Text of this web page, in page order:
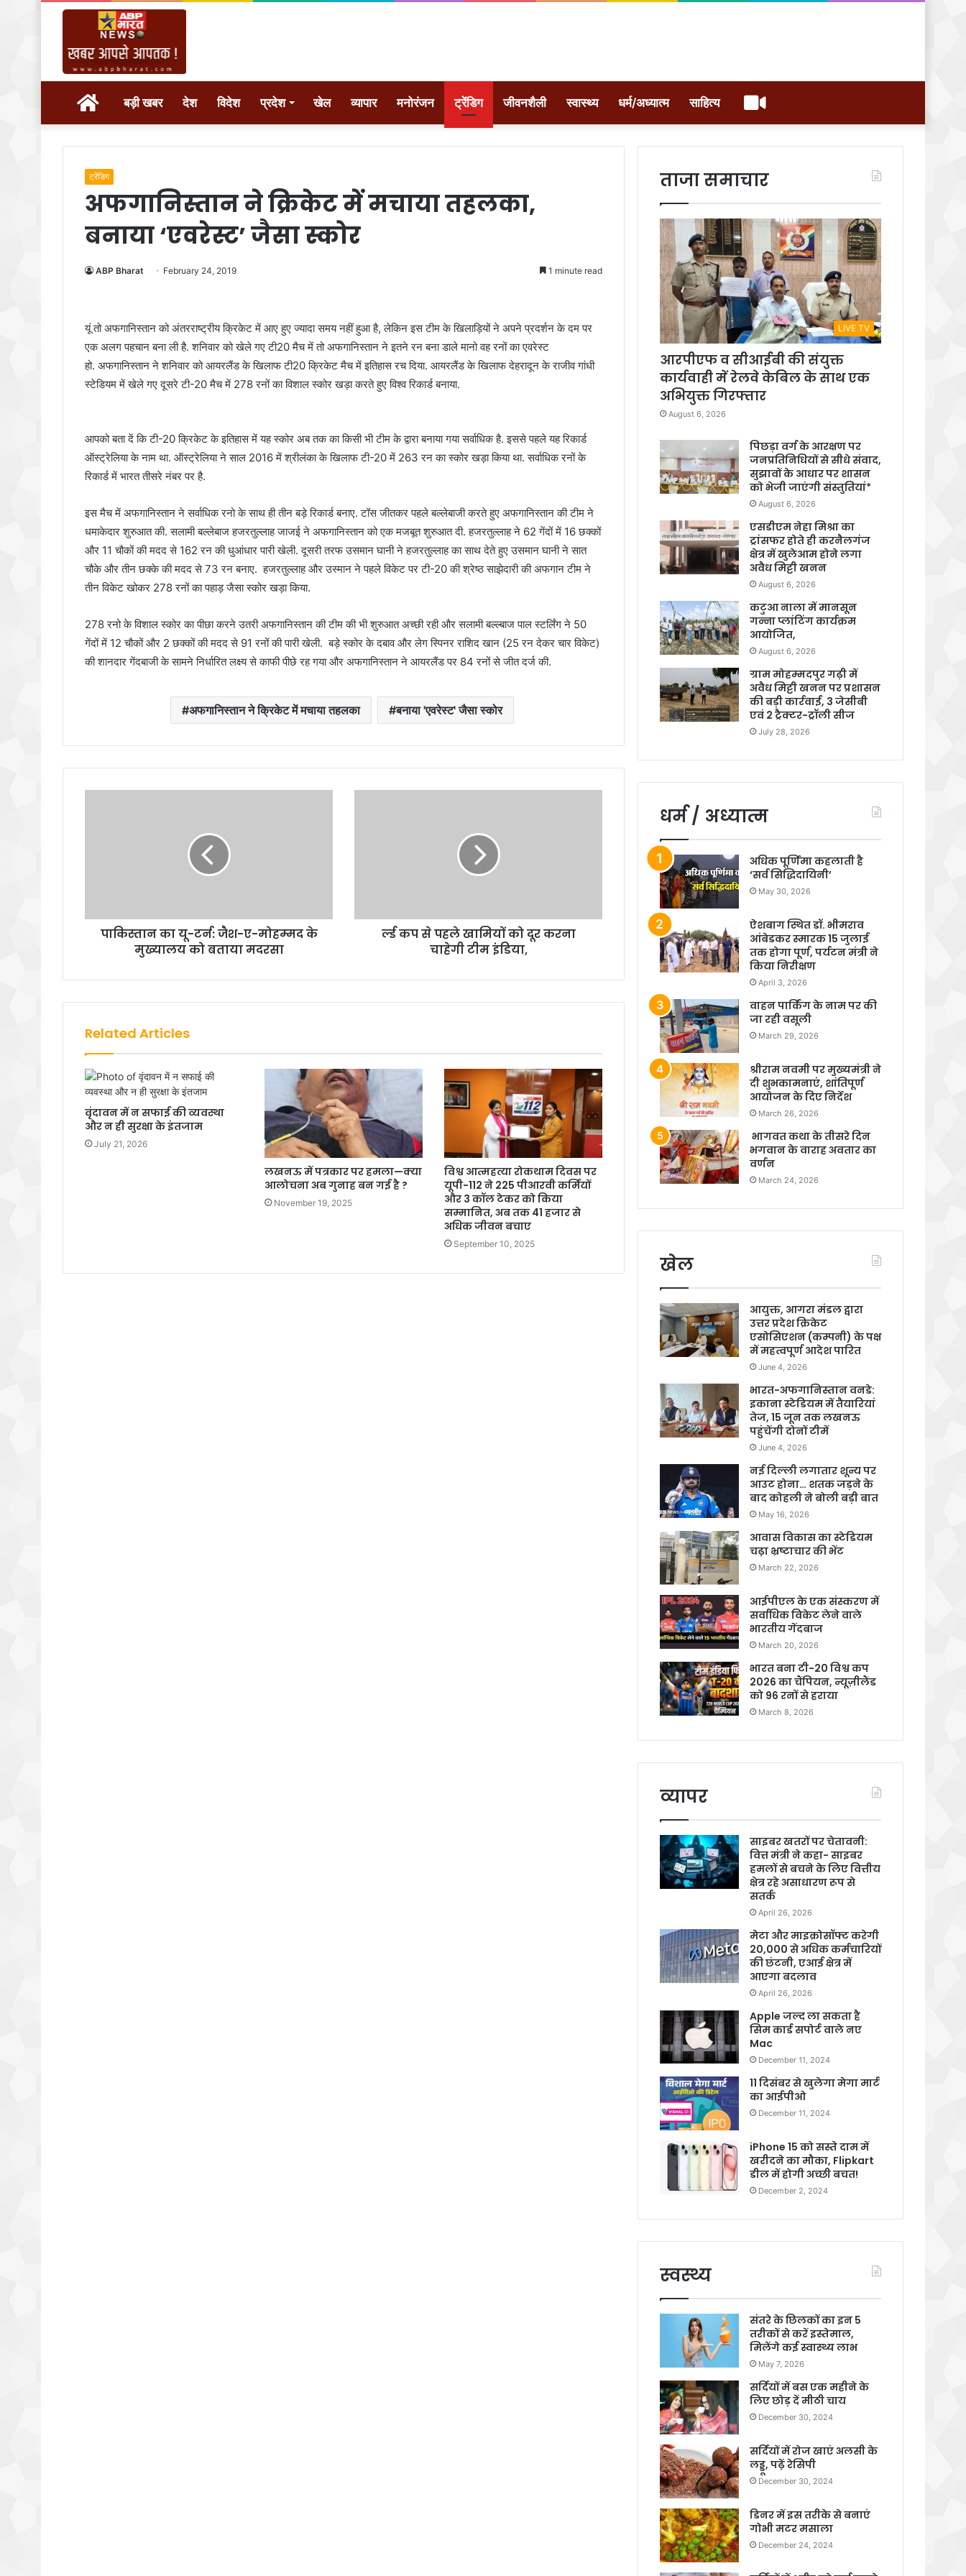
होम बड़ी खबर देश विदेश प्रदेश खेल व्यापार मनोरंजन ट्रेंडिग जीवनशैली स्वास्थ्य धर्म/अध्यात्म साहित्य वीडियो
ट्रेंडिग
अफगानिस्तान ने क्रिकेट में मचाया तहलका,
बनाया ‘एवरेस्ट’ जैसा स्कोर
ABP Bharat February 24, 2019 1 minute read
यूं तो अफगानिस्तान को अंतरराष्ट्रीय क्रिकेट में आए हुए ज्यादा समय नहीं हुआ है, लेकिन इस टीम के खिलाड़ियों ने अपने प्रदर्शन के दम पर
एक अलग पहचान बना ली है. शनिवार को खेले गए टी20 मैच में तो अफगानिस्तान ने इतने रन बना डाले मानो वह रनों का एवरेस्ट
हो. अफगानिस्तान ने शनिवार को आयरलैंड के खिलाफ टी20 क्रिकेट मैच में इतिहास रच दिया. आयरलैंड के खिलाफ देहरादून के राजीव गांधी
स्टेडियम में खेले गए दूसरे टी-20 मैच में 278 रनों का विशाल स्कोर खड़ा करते हुए विश्व रिकार्ड बनाया.
आपको बता दें कि टी-20 क्रिकेट के इतिहास में यह स्कोर अब तक का किसी भी टीम के द्वारा बनाया गया सर्वाधिक है. इससे पहले यह रिकार्ड
ऑस्ट्रेलिया के नाम था. ऑस्ट्रेलिया ने साल 2016 में श्रीलंका के खिलाफ टी-20 में 263 रन का स्कोर खड़ा किया था. सर्वाधिक रनों के
रिकार्ड में भारत तीसरे नंबर पर है.
इस मैच में अफगानिस्तान ने सर्वाधिक रनो के साथ ही तीन बड़े रिकार्ड बनाए. टॉस जीतकर पहले बल्लेबाजी करते हुए अफगानिस्तान की टीम ने
धमाकेदार शुरुआत की. सलामी बल्लेबाज हजरतुल्लाह जाजई ने अफगानिस्तान को एक मजबूत शुरुआत दी. हजरतुल्लाह ने 62 गेंदों में 16 छक्कों
और 11 चौकों की मदद से 162 रन की धुआंधार पारी खेली. दूसरी तरफ उसमान घानी ने हजरतुल्लाह का साथ देते हुए उसमान घानी ने सात
चौके और तीन छक्के की मदद से 73 रन बनाए. हजरतुल्लाह और उस्मान ने पहले विकेट पर टी-20 की श्रेष्ठ साझेदारी की अफगान टीम ने
तीन विकेट खोकर 278 रनों का पहाड़ जैसा स्कोर खड़ा किया.
278 रनो के विशाल स्कोर का पीछा करने उतरी अफगानिस्तान की टीम की भी शुरुआत अच्छी रही और सलामी बल्ल्बाज पाल स्टर्लिंग ने 50
गेंदों में 12 चौकों और 2 छक्कों की मदद से 91 रनों की पारी खेली. बड़े स्कोर के दबाव और लेग स्पिनर राशिद खान (25 रन देकर चार विकेट)
की शानदार गेंदबाजी के सामने निर्धारित लक्ष्य से काफी पीछे रह गया और अफगानिस्तान ने आयरलैंड पर 84 रनों से जीत दर्ज की.
अफगानिस्तान ने क्रिकेट में मचाया तहलका बनाया 'एवरेस्ट' जैसा स्कोर
पाकिस्‍तान का यू-टर्न: जैश-ए-मोहम्‍मद के
मुख्‍यालय को बताया मदरसा
र्ल्ड कप से पहले खामियों को दूर करना
चाहेगी टीम इंडिया,
Related Articles
वृंदावन में न सफाई की व्यवस्था
और न ही सुरक्षा के इंतजाम
July 21, 2026
लखनऊ में पत्रकार पर हमला—क्या
आलोचना अब गुनाह बन गई है ?
November 19, 2025
विश्व आत्महत्या रोकथाम दिवस पर
यूपी-112 ने 225 पीआरवी कर्मियों
और 3 कॉल टेकर को किया
सम्मानित, अब तक 41 हजार से
अधिक जीवन बचाए
September 10, 2025
ताजा समाचार
LIVE TV
आरपीएफ व सीआईबी की संयुक्त
कार्यवाही में रेलवे केबिल के साथ एक
अभियुक्त गिरफ्तार
August 6, 2026
पिछड़ा वर्ग के आरक्षण पर
जनप्रतिनिधियों से सीधे संवाद,
सुझावों के आधार पर शासन
को भेजी जाएंगी संस्तुतियां*
August 6, 2026
एसडीएम नेहा मिश्रा का
ट्रांसफर होते ही करनैलगंज
क्षेत्र में खुलेआम होने लगा
अवैध मिट्टी खनन
August 6, 2026
कटुआ नाला में मानसून
गन्ना प्लांटिंग कार्यक्रम
आयोजित,
August 6, 2026
ग्राम मोहम्मदपुर गढ़ी में
अवैध मिट्टी खनन पर प्रशासन
की बड़ी कार्रवाई, 3 जेसीबी
एवं 2 ट्रैक्टर-ट्रॉली सीज
July 28, 2026
धर्म / अध्यात्म
अधिक पूर्णिमा कहलाती है
‘सर्व सिद्धिदायिनी’
May 30, 2026
ऐशबाग स्थित डॉ. भीमराव
आंबेडकर स्मारक 15 जुलाई
तक होगा पूर्ण, पर्यटन मंत्री ने
किया निरीक्षण
April 3, 2026
वाहन पार्किंग के नाम पर की
जा रही वसूली
March 29, 2026
श्रीराम नवमी पर मुख्यमंत्री ने
दी शुभकामनाएं, शांतिपूर्ण
आयोजन के दिए निर्देश
March 26, 2026
भागवत कथा के तीसरे दिन
भगवान के वाराह अवतार का
वर्णन
March 24, 2026
खेल
आयुक्त, आगरा मंडल द्वारा
उत्तर प्रदेश क्रिकेट
एसोसिएशन (कम्पनी) के पक्ष
में महत्वपूर्ण आदेश पारित
June 4, 2026
भारत-अफगानिस्तान वनडे:
इकाना स्टेडियम में तैयारियां
तेज, 15 जून तक लखनऊ
पहुंचेंगी दोनों टीमें
June 4, 2026
नई दिल्ली लगातार शून्य पर
आउट होना… शतक जड़ने के
बाद कोहली ने बोली बड़ी बात
May 16, 2026
आवास विकास का स्टेडियम
चढ़ा भ्रष्टाचार की भेंट
March 22, 2026
आईपीएल के एक संस्करण में
सर्वाधिक विकेट लेने वाले
भारतीय गेंदबाज
March 20, 2026
भारत बना टी-20 विश्व कप
2026 का चैंपियन, न्यूज़ीलैंड
को 96 रनों से हराया
March 8, 2026
व्यापर
साइबर खतरों पर चेतावनी:
वित्त मंत्री ने कहा- साइबर
हमलों से बचने के लिए वित्तीय
क्षेत्र रहे असाधारण रूप से
सतर्क
April 26, 2026
मेटा और माइक्रोसॉफ्ट करेगी
20,000 से अधिक कर्मचारियों
की छंटनी, एआई क्षेत्र में
आएगा बदलाव
April 26, 2026
Apple जल्द ला सकता है
सिम कार्ड सपोर्ट वाले नए
Mac
December 11, 2024
11 दिसंबर से खुलेगा मेगा मार्ट
का आईपीओ
December 11, 2024
iPhone 15 को सस्ते दाम में
खरीदने का मौका, Flipkart
डील में होगी अच्छी बचत!
December 2, 2024
स्वस्थ्य
संतरे के छिलकों का इन 5
तरीकों से करें इस्तेमाल,
मिलेंगे कई स्वास्थ्य लाभ
May 7, 2026
सर्दियों में बस एक महीने के
लिए छोड़ दें मीठी चाय
December 30, 2024
सर्दियों में रोज खाएं अलसी के
लड्डू, पढ़ें रेसिपी
December 30, 2024
डिनर में इस तरीके से बनाएं
गोभी मटर मसाला
December 24, 2024